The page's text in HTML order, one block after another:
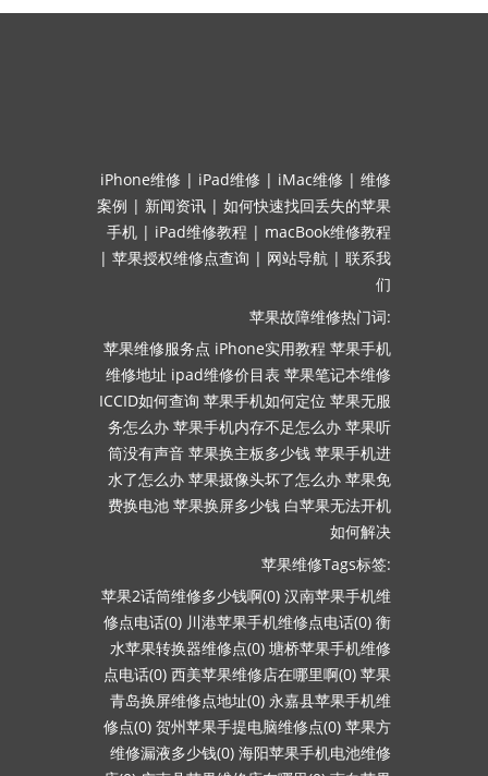
iPhone维修 | iPad维修 | iMac维修 | 维修
案例 | 新闻资讯 | 如何快速找回丢失的苹果
手机 | iPad维修教程 | macBook维修教程
| 苹果授权维修点查询 | 网站导航 | 联系我
们
苹果故障维修热门词:
苹果维修服务点 iPhone实用教程 苹果手机
维修地址 ipad维修价目表 苹果笔记本维修
ICCID如何查询 苹果手机如何定位 苹果无服
务怎么办 苹果手机内存不足怎么办 苹果听
筒没有声音 苹果换主板多少钱 苹果手机进
水了怎么办 苹果摄像头坏了怎么办 苹果免
费换电池 苹果换屏多少钱 白苹果无法开机
如何解决
苹果维修Tags标签:
苹果2话筒维修多少钱啊(0) 汉南苹果手机维
修点电话(0) 川港苹果手机维修点电话(0) 衡
水苹果转换器维修点(0) 塘桥苹果手机维修
点电话(0) 西美苹果维修店在哪里啊(0) 苹果
青岛换屏维修点地址(0) 永嘉县苹果手机维
修点(0) 贺州苹果手提电脑维修点(0) 苹果方
维修漏液多少钱(0) 海阳苹果手机电池维修